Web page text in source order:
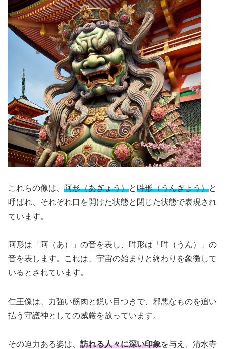
これらの像は、 阿形（あぎょう）と吽形（うんぎょう）と
呼ばれ、それぞれ口を開けた状態と閉じた状態で表現され
ています。
阿形は「阿（あ）」の音を表し、吽形は「吽（うん）」の
音を表します。これは、宇宙の始まりと終わりを象徴して
いるとされています。
仁王像は、力強い筋肉と鋭い目つきで、邪悪なものを追い
払う守護神としての威厳を放っています。
その迫力ある姿は、 訪れる人々に深い印象を与え、清水寺